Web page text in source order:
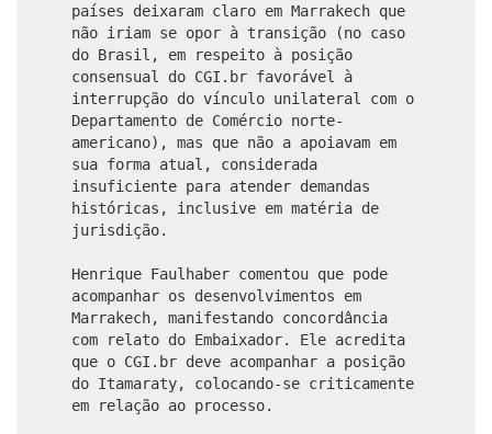
países deixaram claro em Marrakech que
não iriam se opor à transição (no caso
do Brasil, em respeito à posição
consensual do CGI.br favorável à
interrupção do vínculo unilateral com o
Departamento de Comércio norte-
americano), mas que não a apoiavam em
sua forma atual, considerada
insuficiente para atender demandas
históricas, inclusive em matéria de
jurisdição.
Henrique Faulhaber comentou que pode
acompanhar os desenvolvimentos em
Marrakech, manifestando concordância
com relato do Embaixador. Ele acredita
que o CGI.br deve acompanhar a posição
do Itamaraty, colocando-se criticamente
em relação ao processo.